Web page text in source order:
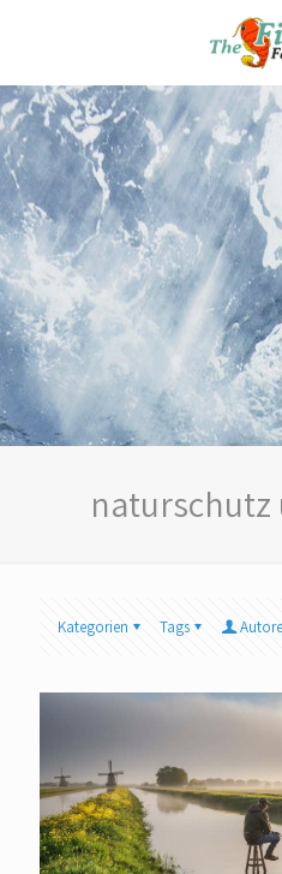
naturschutz
Kategorien Tags